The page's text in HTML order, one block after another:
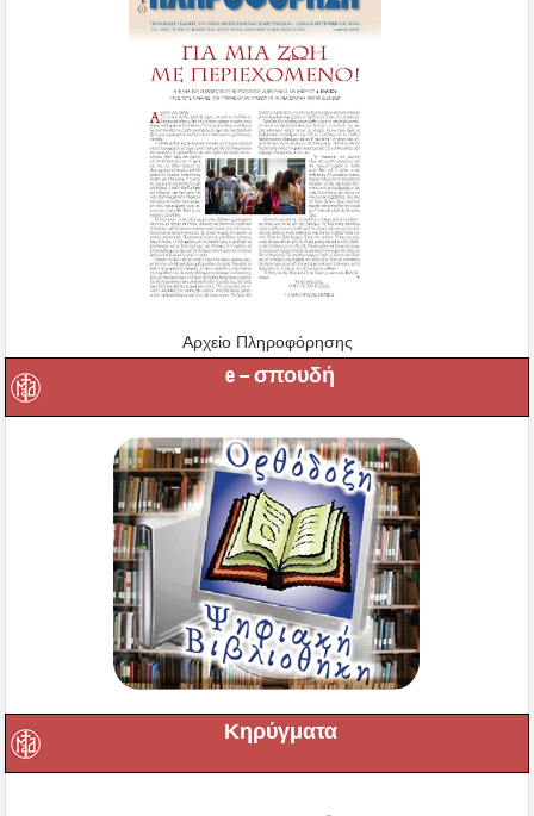
Αρχείο Πληροφόρησης
e – σπουδή
Κηρύγματα